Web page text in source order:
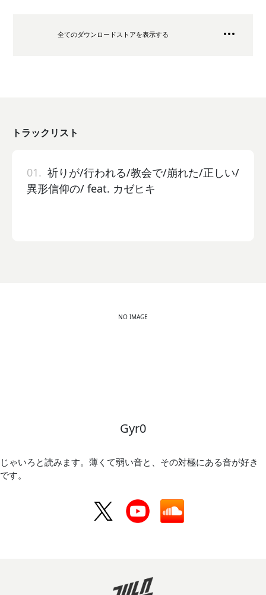
全てのダウンロードストアを表示する
トラックリスト
01. 祈りが/行われる/教会で/崩れた/正しい/
異形信仰の/ feat. カゼヒキ
NO IMAGE
Gyr0
じゃいろと読みます。薄くて弱い音と、その対極にある音が好き
です。